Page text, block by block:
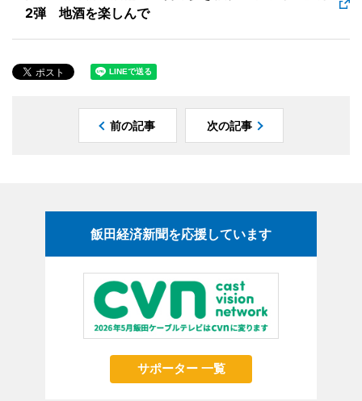
2弾 地酒を楽しんで
前の記事 次の記事
飯田経済新聞を応援しています
サポーター 一覧